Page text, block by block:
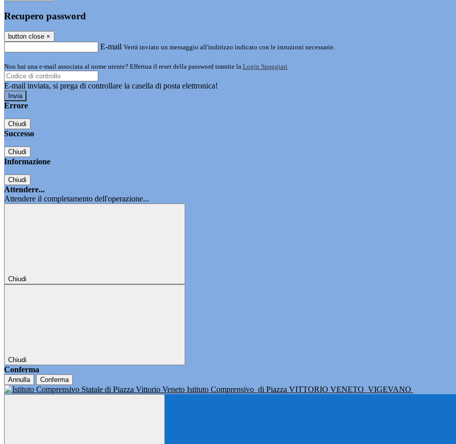
Recupero password
button close ×
E-mail Verrà inviato un messaggio all'indirizzo indicato con le istruzioni necessarie.
Non hai una e-mail associata al nome utente? Effettua il reset della password tramite la Login Spaggiari
E-mail inviata, si prega di controllare la casella di posta elettronica!
Errore
Chiudi
Successo
Chiudi
Informazione
Chiudi
Attendere...
Attendere il completamento dell'operazione...
Chiudi
Chiudi
Conferma
Annulla Conferma
Istituto Comprensivo di Piazza VITTORIO VENETO VIGEVANO